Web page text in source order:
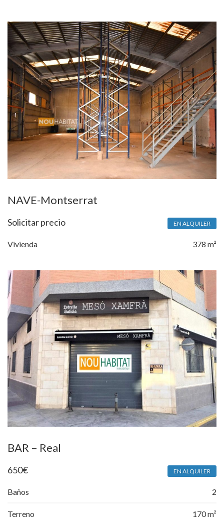
NAVE-Montserrat
Solicitar precio EN ALQUILER
Vivienda 378 m²
BAR – Real
650€ EN ALQUILER
Baños 2
Terreno 170 m²